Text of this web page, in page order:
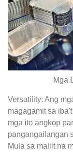
Mga
Versatility: Ang
magagamit sa
mga ito angkop
pangangailangan
Mula sa maliit na